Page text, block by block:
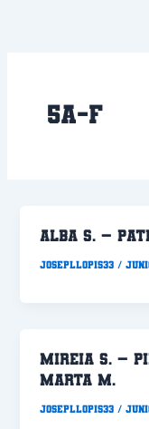
5a-F
ALBA S. –
Josepllopis33 /
MIREIA S. –
MARTA M.
Josepllopis33 /